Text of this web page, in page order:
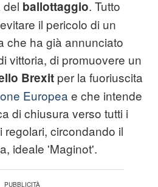
del ballottaggio. Tutto
il pericolo di un
che ha già annunciato
vittoria, di promuovere un
Brexit per la fuoriuscita
Europea e che intende
di chiusura verso tutti i
regolari, circondando il
ideale 'Maginot'.